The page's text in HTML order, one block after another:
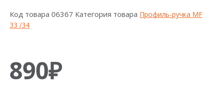
Код товара 06367 Категория товара Профиль-ручка MF
33 /34
890₽